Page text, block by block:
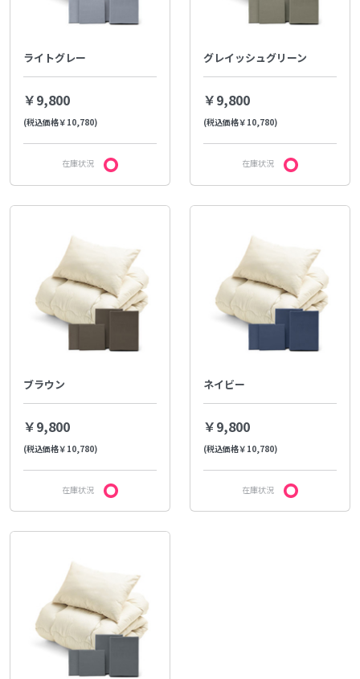
ライトグレー
￥9,800
(税込価格￥10,780)
在庫状況
グレイッシュグリーン
￥9,800
(税込価格￥10,780)
在庫状況
ブラウン
￥9,800
(税込価格￥10,780)
在庫状況
ネイビー
￥9,800
(税込価格￥10,780)
在庫状況